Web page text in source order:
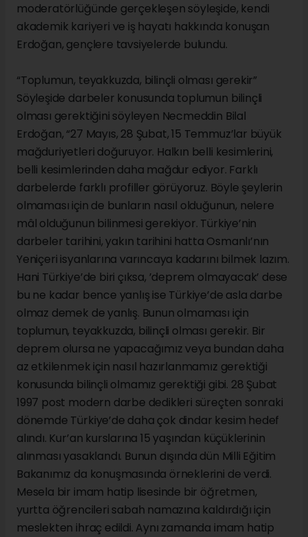
moderatörlüğünde gerçekleşen söyleşide, kendi
akademik kariyeri ve iş hayatı hakkında konuşan
Erdoğan, gençlere tavsiyelerde bulundu.
“Toplumun, teyakkuzda, bilinçli olması gerekir”
Söyleşide darbeler konusunda toplumun bilinçli
olması gerektiğini söyleyen Necmeddin Bilal
Erdoğan, “27 Mayıs, 28 Şubat, 15 Temmuz’lar büyük
mağduriyetleri doğuruyor. Halkın belli kesimlerini,
belli kesimlerinden daha mağdur ediyor. Farklı
darbelerde farklı profiller görüyoruz. Böyle şeylerin
olmaması için de bunların nasıl olduğunun, nelere
mâl olduğunun bilinmesi gerekiyor. Türkiye’nin
darbeler tarihini, yakın tarihini hatta Osmanlı’nın
Yeniçeri isyanlarına varıncaya kadarını bilmek lazım.
Hani Türkiye’de biri çıksa, ’deprem olmayacak’ dese
bu ne kadar bence yanlış ise Türkiye’de asla darbe
olmaz demek de yanlış. Bunun olmaması için
toplumun, teyakkuzda, bilinçli olması gerekir. Bir
deprem olursa ne yapacağımız veya bundan daha
az etkilenmek için nasıl hazırlanmamız gerektiği
konusunda bilinçli olmamız gerektiği gibi. 28 Şubat
1997 post modern darbe dedikleri süreçten sonraki
dönemde Türkiye’de daha çok dindar kesim hedef
alındı. Kur’an kurslarına 15 yaşından küçüklerinin
alınması yasaklandı. Bunun dışında dün Milli Eğitim
Bakanımız da konuşmasında örneklerini de verdi.
Mesela bir imam hatip lisesinde bir öğretmen,
yurtta öğrencileri sabah namazına kaldırdığı için
meslekten ihraç edildi. Aynı zamanda imam hatip